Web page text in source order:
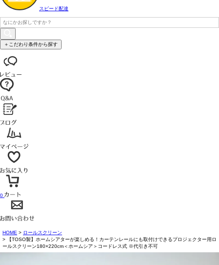
スピード配達
＋こだわり条件から探す
0
HOME
ロールスクリーン
【TOSO製】ホームシアターが楽しめる！カーテンレールにも取付けできるプロジェクター用ロ
ールスクリーン180×220cm＜ホームシア＞コードレス式 ※代引き不可